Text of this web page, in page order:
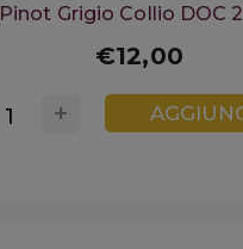
Pinot Grigio Collio DOC
€12,00
+